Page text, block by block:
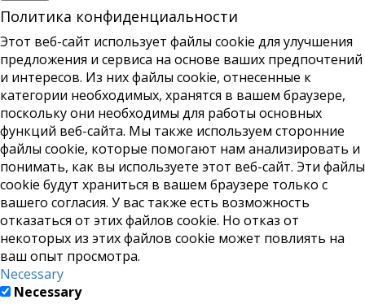
Политика конфиденциальности
Этот веб-сайт использует файлы cookie для улучшения
предложения и сервиса на основе ваших предпочтений
и интересов. Из них файлы cookie, отнесенные к
категории необходимых, хранятся в вашем браузере,
поскольку они необходимы для работы основных
функций веб-сайта. Мы также используем сторонние
файлы cookie, которые помогают нам анализировать и
понимать, как вы используете этот веб-сайт. Эти файлы
cookie будут храниться в вашем браузере только с
вашего согласия. У вас также есть возможность
отказаться от этих файлов cookie. Но отказ от
некоторых из этих файлов cookie может повлиять на
ваш опыт просмотра.
Necessary
Necessary